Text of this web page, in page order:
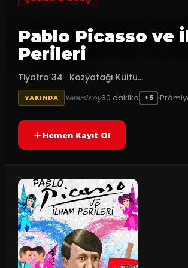
Pablo Picasso ve
Perileri
Tiyatro 34 · Kozyatağı Kültü...
YAKINDA Yetersiz oy60 dakika +5
Hemen Kayıt Ol